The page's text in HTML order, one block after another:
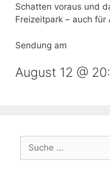
Schatten voraus und
Freizeitpark – auch für
Sendung am
August 12 @
Suche
nach: